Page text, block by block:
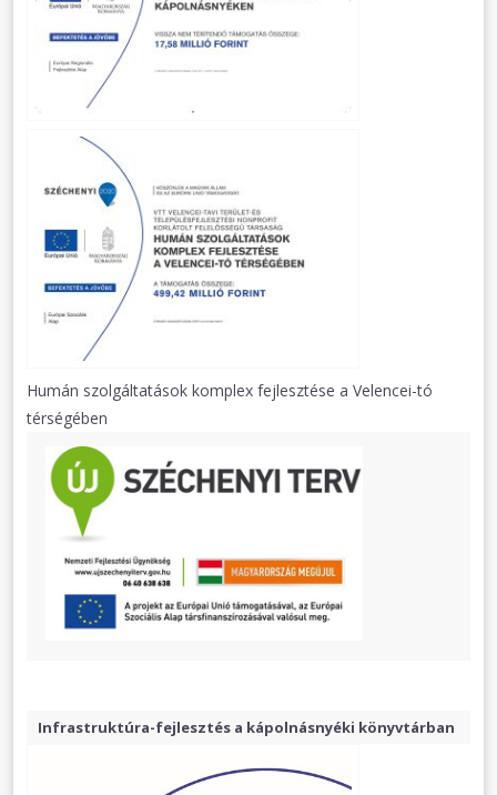
Humán szolgáltatások komplex fejlesztése a Velencei-tó
térségében
Infrastruktúra-fejlesztés a kápolnásnyéki könyvtárban